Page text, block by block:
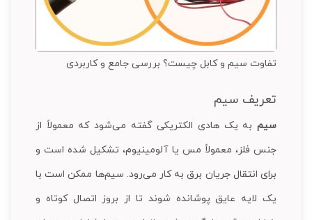
تفاوت سیم و کابل چیست؟ بررسی جامع و کاربردی
تعریف سیم
سیم به یک هادی الکتریکی گفته می‌شود که معمولاً از
جنس فلز، معمولاً مس یا آلومینیوم، تشکیل شده است و
برای انتقال جریان برق به کار می‌رود. سیم‌ها ممکن است با
یک لایه عایق پوشانده شوند تا از بروز اتصال کوتاه و